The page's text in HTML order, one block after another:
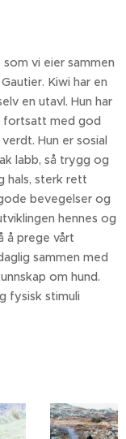
vi eier sammen
Kiwi har en
en utavl. Hun har
fortsatt med god
Hun er sosial
labb, så trygg og
hals, sterk rett
bevegelser og
hennes og
å prege vårt
sammen med
om hund.
fysisk stimuli